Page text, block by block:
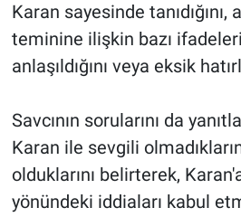
Karan sayesinde
teminine ilişkin bazı
anlaşıldığını veya eksik
Savcının sorularını da
Karan ile sevgili
olduklarını belirterek,
yönündeki iddiaları kabul